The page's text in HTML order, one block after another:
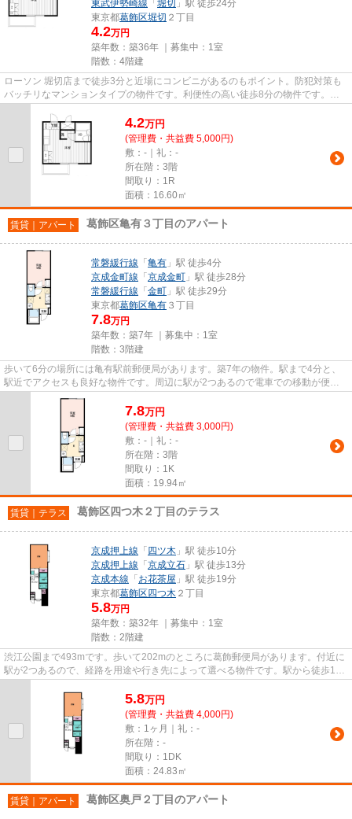
東武伊勢崎線 「 堀切 」駅 徒歩24分
東京都葛飾区堀切 ２丁目
4.2万円
築年数：築36年 ｜募集中： 1室
階数：4階建
ローソン 堀切店まで徒歩3分と近場にコンビニがあるのもポイント。防犯対策も
バッチリなマンションタイプの物件です。利便性の高い徒歩8分の物件です。電
4.2万円
(管理費・共益費 5,000円)
敷：-｜礼：-
所在階：3階
間取り：1R
面積：16.60㎡
賃貸｜アパート 葛飾区亀有３丁目のアパート
常磐緩行線 「 亀有 」駅 徒歩4分
京成金町線 「 京成金町 」駅 徒歩28分
常磐緩行線 「 金町 」駅 徒歩29分
東京都葛飾区亀有 ３丁目
7.8万円
築年数：築7年 ｜募集中： 1室
階数：3階建
歩いて6分の場所には亀有駅前郵便局があります。築7年の物件。駅まで4分と、
駅近でアクセスも良好な物件です。周辺に駅が2つあるので電車での移動が便利
です。VERUSスタッフが不動産に...
7.8万円
(管理費・共益費 3,000円)
敷：-｜礼：-
所在階：3階
間取り：1K
面積：19.94㎡
賃貸｜テラス 葛飾区四つ木２丁目のテラス
京成押上線 「 四ツ木 」駅 徒歩10分
京成押上線 「 京成立石 」駅 徒歩13分
京成本線 「 お花茶屋 」駅 徒歩19分
東京都葛飾区 四つ木 ２丁目
5.8万円
築年数：築32年 ｜募集中： 1室
階数：2階建
渋江公園まで493mです。歩いて202mのところに葛飾郵便局があります。付近に
駅が2つあるので、経路を用途や行き先によって選べる物件です。駅から徒歩10
5.8万円
(管理費・共益費 4,000円)
敷：1ヶ月｜礼：-
所在階：-
間取り：1DK
面積：24.83㎡
賃貸｜アパート 葛飾区奥戸２丁目のアパート